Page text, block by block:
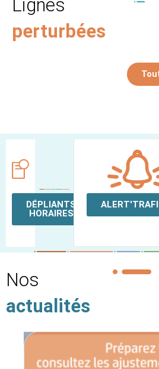
Lignes
perturbées
DÉPLIANTS
HORAIRES
Nos
actualités